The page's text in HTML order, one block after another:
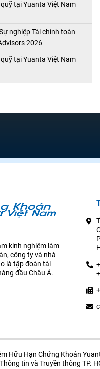
tại Yuanta Việt Nam
nghiệp Tài chính toàn
2026
tại Yuanta Việt Nam
kinh nghiệm làm
công ty và nhà
là tập đoàn tài
đầu Châu Á.
Hữu Hạn Chứng Khoán
tin và Truyền thông TP.